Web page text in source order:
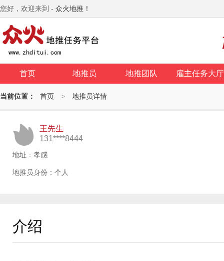
您好，欢迎来到 - 众火地推！
首页 地推员 地推团队 雇主任务大厅
当前位置： 首页 > 地推员详情
王先生
131****8444
地址：孝感
地推员身份：个人
介绍